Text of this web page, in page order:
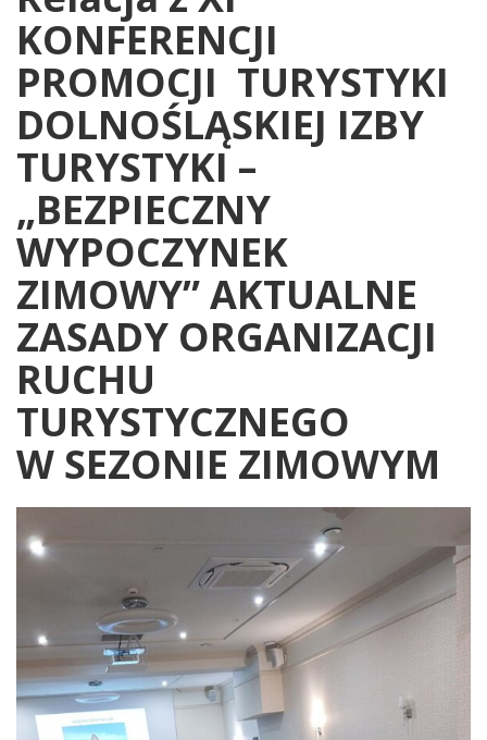
KONFERENCJI
PROMOCJI TURYSTYKI
DOLNOŚLĄSKIEJ IZBY
TURYSTYKI –
„BEZPIECZNY
WYPOCZYNEK
ZIMOWY” AKTUALNE
ZASADY ORGANIZACJI
RUCHU
TURYSTYCZNEGO
W SEZONIE ZIMOWYM